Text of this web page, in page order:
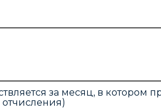
за месяц, в